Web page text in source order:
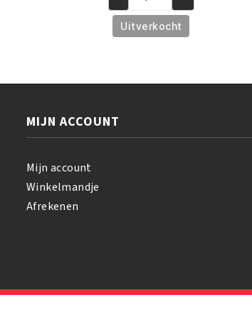
€5.95.€4.95.
African
Pride
Magical
ml
aantal
Uitverkocht
MIJN ACCOUNT
Mijn account
Winkelmandje
Afrekenen